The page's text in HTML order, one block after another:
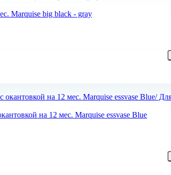
Marquise big black - gray
на 12 мес. Marquise essvase Blue